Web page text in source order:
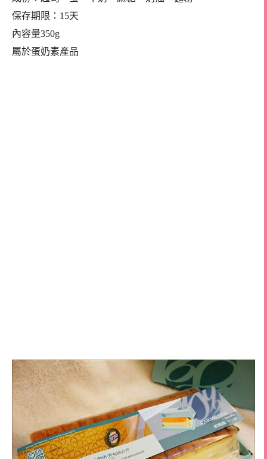
保存期限：15天
內容量350g
屬於蛋奶素產品